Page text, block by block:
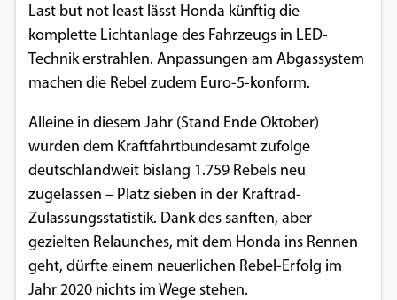
Last but not least lässt Honda künftig die
komplette Lichtanlage des Fahrzeugs in LED-
Technik erstrahlen. Anpassungen am Abgassystem
machen die Rebel zudem Euro-5-konform.
Alleine in diesem Jahr (Stand Ende Oktober)
wurden dem Kraftfahrtbundesamt zufolge
deutschlandweit bislang 1.759 Rebels neu
zugelassen – Platz sieben in der Kraftrad-
Zulassungsstatistik. Dank des sanften, aber
gezielten Relaunches, mit dem Honda ins Rennen
geht, dürfte einem neuerlichen Rebel-Erfolg im
Jahr 2020 nichts im Wege stehen.